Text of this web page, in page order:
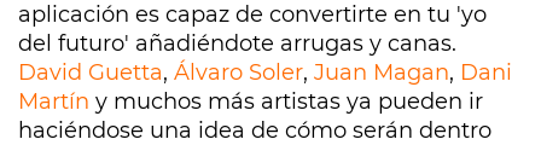
aplicación es capaz de convertirte en tu 'yo
del futuro' añadiéndote arrugas y canas.
David Guetta, Álvaro Soler, Juan Magan, Dani
Martín y muchos más artistas ya pueden ir
haciéndose una idea de cómo serán dentro